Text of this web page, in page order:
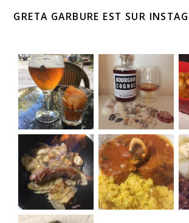
GRETA GARBURE EST SUR